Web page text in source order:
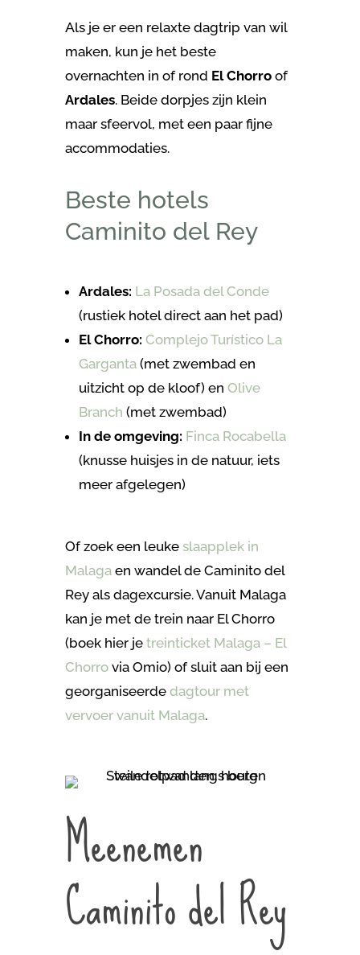
Als je er een relaxte dagtrip van wil
maken, kun je het beste
overnachten in of rond El Chorroof
Ardales. Beide dorpjes zijn klein
maar sfeervol, met een paar fijne
accommodaties.
Beste hotels
Caminito del Rey
Ardales: La Posada del Conde
(rustiek hotel direct aan het pad)
El Chorro: Complejo Turístico La
Garganta(met zwembad en
uitzicht op de kloof) en Olive
Branch (met zwembad)
In de omgeving: Finca Rocabella
(knusse huisjes in de natuur, iets
meer afgelegen)
Of zoek een leuke slaapplek in
Malagaen wandel de Caminito del
Rey als dagexcursie. Vanuit Malaga
kan je met de trein naar El Chorro
(boek hier je treinticket Malaga – El
Chorrovia Omio) of sluit aan bij een
georganiseerde dagtour met
vervoer vanuit Malaga.
Meenemen
Caminito del Rey